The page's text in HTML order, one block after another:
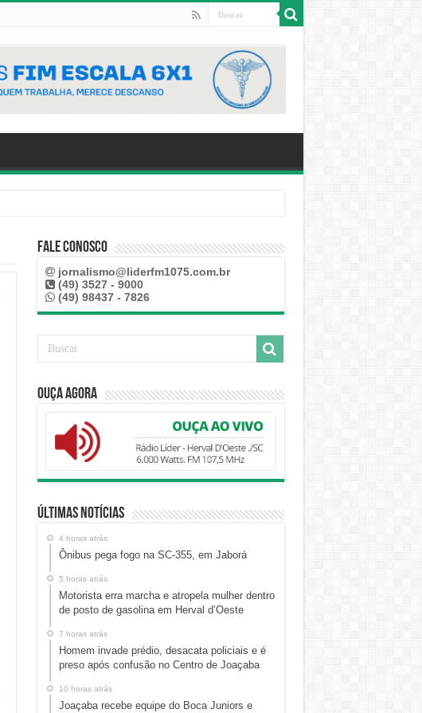
Fale Conosco
jornalismo@liderfm1075.com.br
(49) 3527 - 9000
(49) 98437 - 7826
Ouça Agora
Últimas Notícias
4 horas atrás
Ônibus pega fogo na SC-355, em Jaborá
5 horas atrás
Motorista erra marcha e atropela mulher dentro
de posto de gasolina em Herval d’Oeste
7 horas atrás
Homem invade prédio, desacata policiais e é
preso após confusão no Centro de Joaçaba
10 horas atrás
Joaçaba recebe equipe do Boca Juniors e